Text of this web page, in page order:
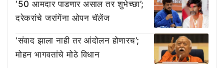
‘50 आमदार पाडणार असाल तर शुभेच्छा’;
दरेकरांचे जरांगेंना ओपन चॅलेंज
‘संवाद झाला नाही तर आंदोलन होणारच’;
मोहन भागवतांचे मोठे विधान